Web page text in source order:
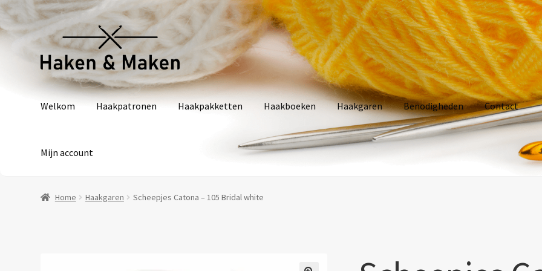
Ga
door
naar
navigatie
Ga
naar
de
inhoud
Welkom Haakpatronen Haakpakketten Haakboeken Haakgaren Benodigheden Contact
Mijn account
Home Haakgaren Scheepjes Catona – 105 Bridal white